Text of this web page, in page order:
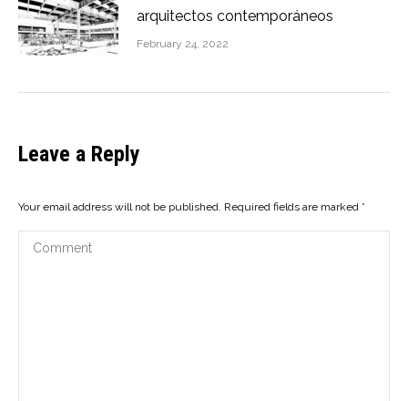
arquitectos contemporáneos
February 24, 2022
Leave a Reply
Your email address will not be published. Required fields are marked *
Comment